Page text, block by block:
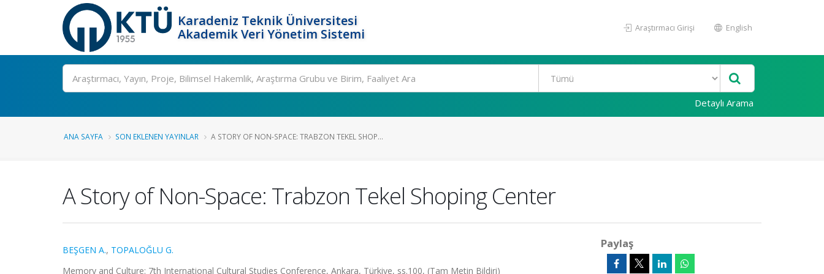
Karadeniz Teknik Üniversitesi
Akademik Veri Yönetim Sistemi
Araştırmacı Girişi English
Ara
Detaylı Arama
ANA SAYFA SON EKLENEN YAYINLAR A STORY OF NON-SPACE: TRABZON TEKEL SHOP...
A Story of Non-Space: Trabzon Tekel Shoping Center
BEŞGEN A., TOPALOĞLU G.
Memory and Culture: 7th International Cultural Studies Conference, Ankara, Türkiye, ss.100, (Tam Metin Bildiri)
Paylaş